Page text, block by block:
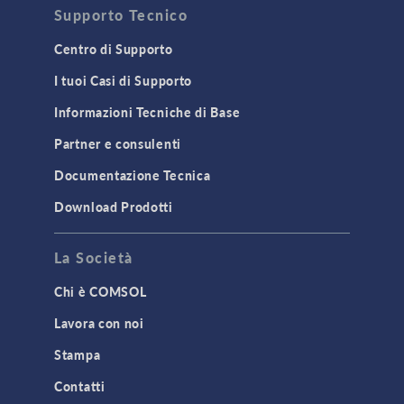
Supporto Tecnico
Centro di Supporto
I tuoi Casi di Supporto
Informazioni Tecniche di Base
Partner e consulenti
Documentazione Tecnica
Download Prodotti
La Società
Chi è COMSOL
Lavora con noi
Stampa
Contatti